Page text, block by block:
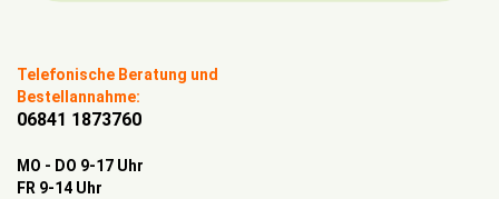
Telefonische Beratung und
Bestellannahme:
06841 1873760
MO - DO 9-17 Uhr
FR 9-14 Uhr